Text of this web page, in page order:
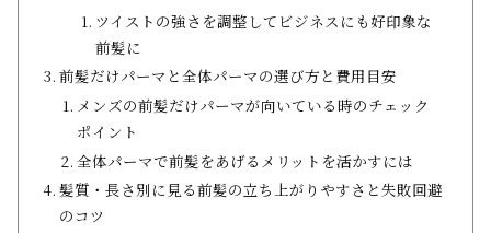
ツイストの強さを調整してビジネスにも好印象な
前髪に
前髪だけパーマと全体パーマの選び方と費用目安
メンズの前髪だけパーマが向いている時のチェック
ポイント
全体パーマで前髪をあげるメリットを活かすには
髪質・長さ別に見る前髪の立ち上がりやすさと失敗回避
のコツ